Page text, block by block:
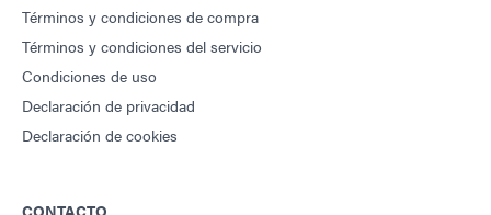
Términos y condiciones de compra
Términos y condiciones del servicio
Condiciones de uso
Declaración de privacidad
Declaración de cookies